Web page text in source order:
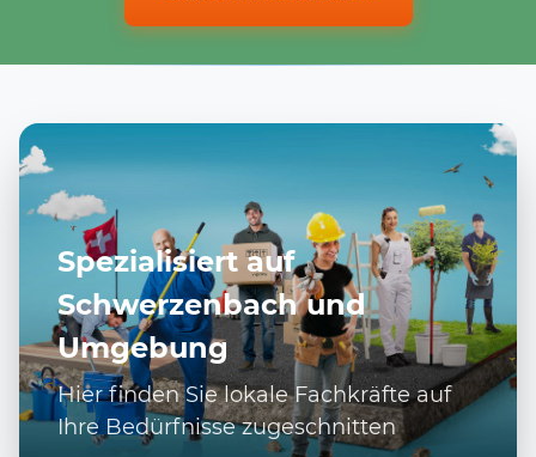
Spezialisiert auf
Schwerzenbach und
Umgebung
Hier finden Sie lokale Fachkräfte auf
Ihre Bedürfnisse zugeschnitten